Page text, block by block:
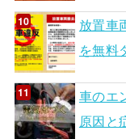
放置車
を無料
車のエ
原因と